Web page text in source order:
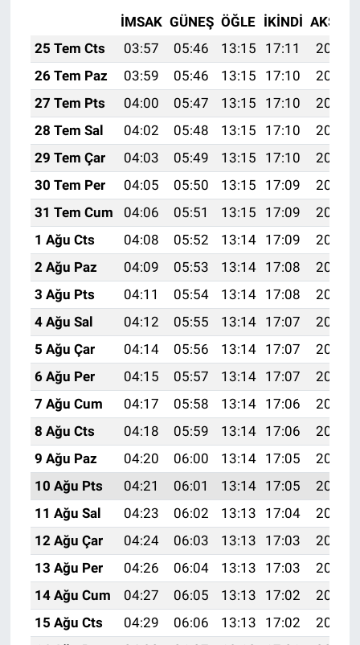
İMSAK GÜNEŞ ÖĞLE İKINDI AKŞAM
25 Tem Cts
03:57 05:46 13:15 17:11
20:34
26 Tem Paz
03:59 05:46 13:15 17:10
20:33
27 Tem Pts
04:00 05:47 13:15 17:10
20:32
28 Tem Sal
04:02 05:48 13:15 17:10
20:31
29 Tem Çar
04:03 05:49 13:15 17:10
20:30
30 Tem Per
04:05 05:50 13:15 17:09
20:29
31 Tem Cum
04:06 05:51 13:15 17:09
20:28
1 Ağu Cts
04:08 05:52 13:14 17:09
20:27
2 Ağu Paz
04:09 05:53 13:14 17:08
20:26
3 Ağu Pts
04:11 05:54 13:14 17:08
20:25
4 Ağu Sal
04:12 05:55 13:14 17:07
20:24
5 Ağu Çar
04:14 05:56 13:14 17:07
20:22
6 Ağu Per
04:15 05:57 13:14 17:07
20:21
7 Ağu Cum
04:17 05:58 13:14 17:06
20:20
8 Ağu Cts
04:18 05:59 13:14 17:06
20:19
9 Ağu Paz
04:20 06:00 13:14 17:05
20:18
10 Ağu Pts
04:21 06:01 13:14 17:05
20:16
11 Ağu Sal
04:23 06:02 13:13 17:04
20:15
12 Ağu Çar
04:24 06:03 13:13 17:03
20:14
13 Ağu Per
04:26 06:04 13:13 17:03
20:12
14 Ağu Cum
04:27 06:05 13:13 17:02
20:11
15 Ağu Cts
04:29 06:06 13:13 17:02
20:10